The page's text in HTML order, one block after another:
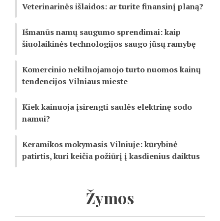
Veterinarinės išlaidos: ar turite finansinį planą?
Išmanūs namų saugumo sprendimai: kaip
šiuolaikinės technologijos saugo jūsų ramybę
Komercinio nekilnojamojo turto nuomos kainų
tendencijos Vilniaus mieste
Kiek kainuoja įsirengti saulės elektrinę sodo
namui?
Keramikos mokymasis Vilniuje: kūrybinė
patirtis, kuri keičia požiūrį į kasdienius daiktus
Žymos